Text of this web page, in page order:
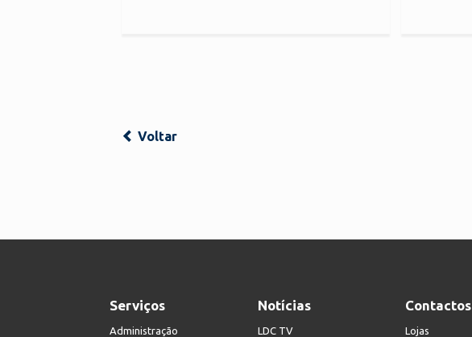
Voltar
Serviços
Administração
Notícias
LDC TV
Contactos
Lojas